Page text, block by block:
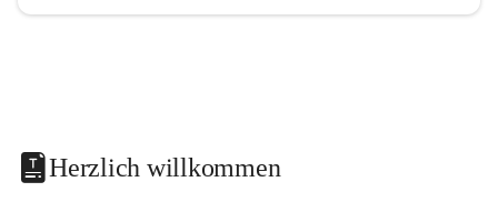
Herzlich willkommen